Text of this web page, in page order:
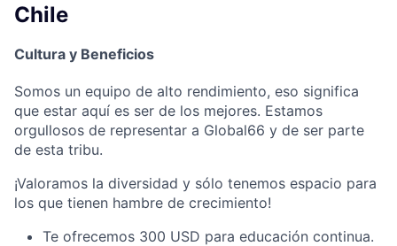
Chile
Cultura y Beneficios
Somos un equipo de alto rendimiento, eso significa
que estar aquí es ser de los mejores. Estamos
orgullosos de representar a Global66 y de ser parte
de esta tribu.
¡Valoramos la diversidad y sólo tenemos espacio para
los que tienen hambre de crecimiento!
Te ofrecemos 300 USD para educación continua.